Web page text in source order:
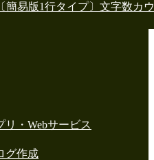
簡易版1行タイプ〕文字数カ
・Webサービス
グ作成